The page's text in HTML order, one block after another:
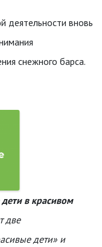
деятельности вновь
снежного барса.
в красивом
две
дети» и